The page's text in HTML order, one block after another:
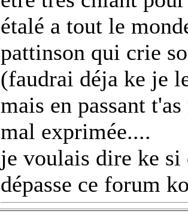
étalé a tout le
pattinson qui crie
(faudrai déja ke je
mais en passant
mal exprimée....
je voulais dire ke si
dépasse ce forum